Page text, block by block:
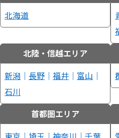
北海道
北陸・信越エリア
新潟 ｜ 長野 ｜ 福井 ｜ 富山 ｜
石川
首都圏エリア